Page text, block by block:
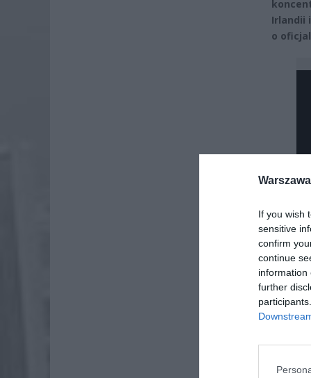
If you wish
sensitive
confirm
continue
information
further
Irlandii
o